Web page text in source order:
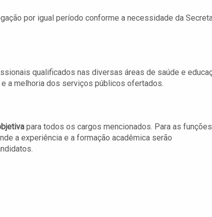
por igual período conforme a necessidade da
qualificados nas diversas áreas de saúde e
a melhoria dos serviços públicos ofertados.
para todos os cargos mencionados. Para as funções
a experiência e a formação acadêmica serão